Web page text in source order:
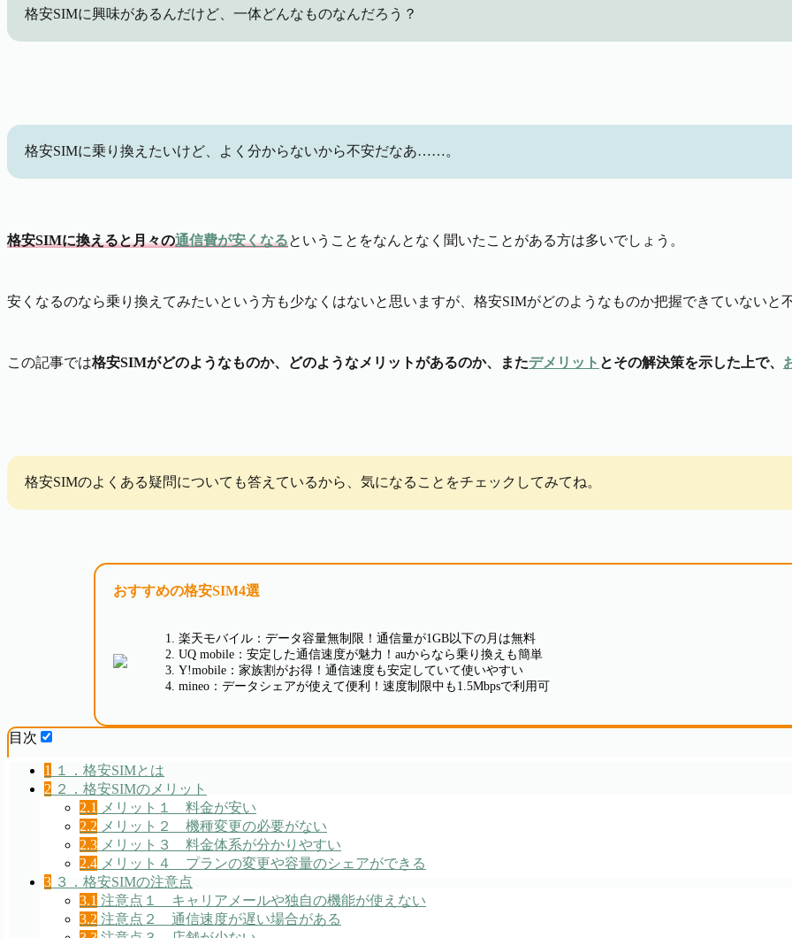
格安SIMに興味があるんだけど、一体どんなものなんだろう？
格安SIMに乗り換えたいけど、よく分からないから不安だなあ……。
格安SIMに換えると月々の通信費が安くなるということをなんとなく聞いたことがある方は多いでしょう。
安くなるのなら乗り換えてみたいという方も少なくはないと思いますが、格安SIMがどのようなものか把握できていないと
この記事では格安SIMがどのようなものか、どのようなメリットがあるのか、またデメリット とその解決策を示した上で、
格安SIMのよくある疑問についても答えているから、気になることをチェックしてみてね。
おすすめの格安SIM4選
楽天モバイル：データ容量無制限！通信量が1GB以下の月は無料
UQ mobile：安定した通信速度が魅力！auからなら乗り換えも簡単
Y!mobile：家族割がお得！通信速度も安定していて使いやすい
mineo：データシェアが使えて便利！速度制限中も1.5Mbpsで利用可
目次
1
１．格安SIMとは
2 ２．格安SIMのメリット
2.1
メリット１ 料金が安い
2.2 メリット２ 機種変更の必要がない
2.3 メリット３ 料金体系が分かりやすい
2.4 メリット４ プランの変更や容量のシェアができる
3 ３．格安SIMの注意点
3.1 注意点１ キャリアメールや独自の機能が使えない
3.2 注意点２ 通信速度が遅い場合がある